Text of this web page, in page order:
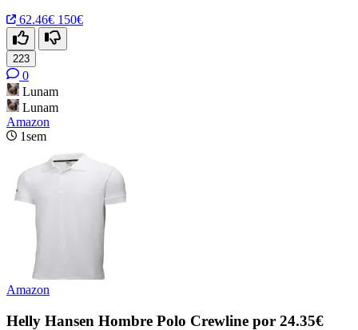
62.46€ 150€
223
0
Lunam
Lunam
Amazon
1sem
Amazon
Helly Hansen Hombre Polo Crewline por 24.35€